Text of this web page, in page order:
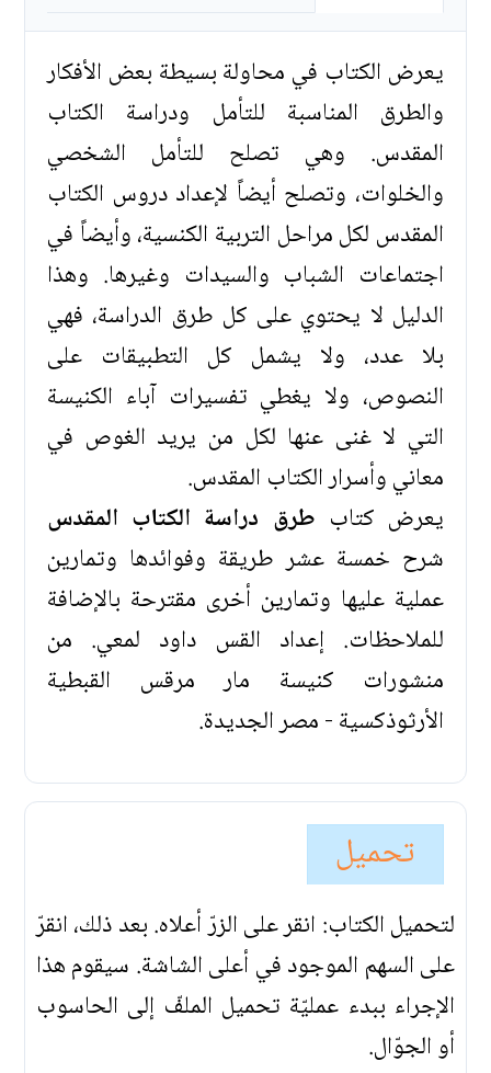
يعرض الكتاب في محاولة بسيطة بعض الأفكار
والطرق المناسبة للتأمل ودراسة الكتاب
المقدس. وهي تصلح للتأمل الشخصي
والخلوات، وتصلح أيضاً لإعداد دروس الكتاب
المقدس لكل مراحل التربية الكنسية، وأيضاً في
اجتماعات الشباب والسيدات وغيرها. وهذا
الدليل لا يحتوي على كل طرق الدراسة، فهي
بلا عدد، ولا يشمل كل التطبيقات على
النصوص، ولا يغطي تفسيرات آباء الكنيسة
التي لا غنى عنها لكل من يريد الغوص في
معاني وأسرار الكتاب المقدس.
يعرض كتاب طرق دراسة الكتاب المقدس
شرح خمسة عشر طريقة وفوائدها وتمارين
عملية عليها وتمارين أخرى مقترحة بالإضافة
للملاحظات. إعداد القس داود لمعي. من
منشورات كنيسة مار مرقس القبطية
الأرثوذكسية - مصر الجديدة.
تحميل
لتحميل الكتاب: انقر على الزرّ أعلاه. بعد ذلك، انقرّ
على السهم الموجود في أعلى الشاشة. سيقوم هذا
الإجراء ببدء عمليّة تحميل الملفّ إلى الحاسوب
أو الجوّال.